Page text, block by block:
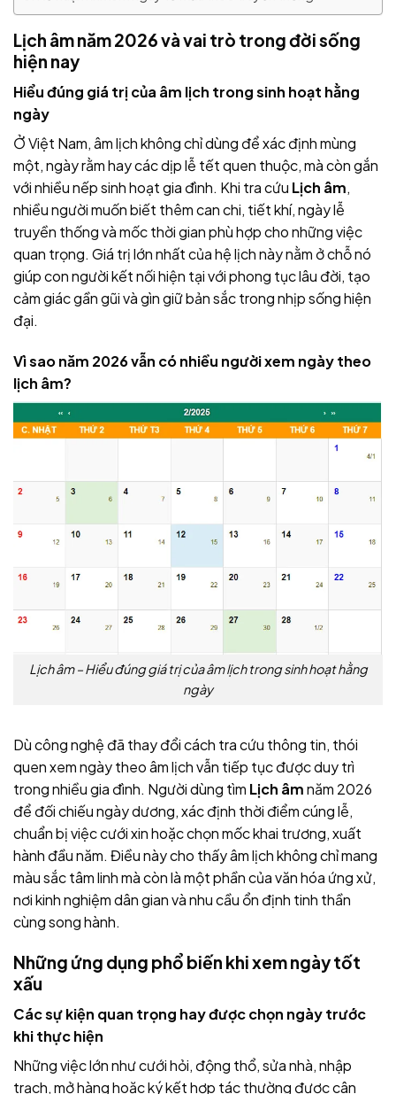
Lịch âm năm 2026 và vai trò trong đời sống
hiện nay
Hiểu đúng giá trị của âm lịch trong sinh hoạt hằng
ngày
Ở Việt Nam, âm lịch không chỉ dùng để xác định mùng
một, ngày rằm hay các dịp lễ tết quen thuộc, mà còn gắn
với nhiều nếp sinh hoạt gia đình. Khi tra cứu Lịch âm,
nhiều người muốn biết thêm can chi, tiết khí, ngày lễ
truyền thống và mốc thời gian phù hợp cho những việc
quan trọng. Giá trị lớn nhất của hệ lịch này nằm ở chỗ nó
giúp con người kết nối hiện tại với phong tục lâu đời, tạo
cảm giác gần gũi và gìn giữ bản sắc trong nhịp sống hiện
đại.
Vì sao năm 2026 vẫn có nhiều người xem ngày theo
lịch âm?
Lịch âm – Hiểu đúng giá trị của âm lịch trong sinh hoạt hằng
ngày
Dù công nghệ đã thay đổi cách tra cứu thông tin, thói
quen xem ngày theo âm lịch vẫn tiếp tục được duy trì
trong nhiều gia đình. Người dùng tìm Lịch âmnăm 2026
để đối chiếu ngày dương, xác định thời điểm cúng lễ,
chuẩn bị việc cưới xin hoặc chọn mốc khai trương, xuất
hành đầu năm. Điều này cho thấy âm lịch không chỉ mang
màu sắc tâm linh mà còn là một phần của văn hóa ứng xử,
nơi kinh nghiệm dân gian và nhu cầu ổn định tinh thần
cùng song hành.
Những ứng dụng phổ biến khi xem ngày tốt
xấu
Các sự kiện quan trọng hay được chọn ngày trước
khi thực hiện
Những việc lớn như cưới hỏi, động thổ, sửa nhà, nhập
trạch, mở hàng hoặc ký kết hợp tác thường được cân